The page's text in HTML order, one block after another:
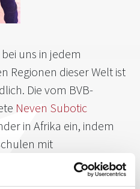
uns in jedem
Regionen dieser Welt ist
Die vom BVB-
Neven Subotic
in Afrika ein, indem
mit
5 Sterne Redner
die Stiftung als